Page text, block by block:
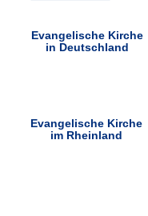
Evangelische Kirche
in Deutschland
Evangelische Kirche
im Rheinland